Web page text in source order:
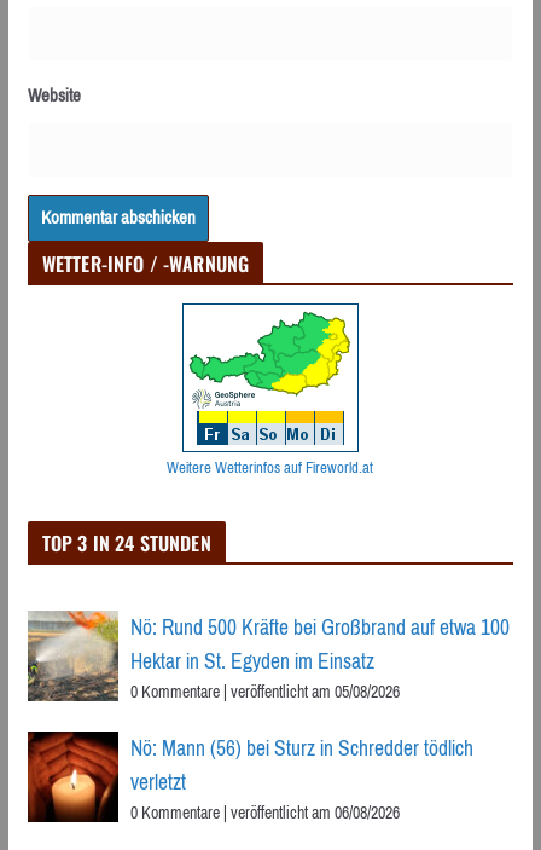
Website
WETTER-INFO / -WARNUNG
Weitere Wetterinfos auf Fireworld.at
TOP 3 IN 24 STUNDEN
Nö: Rund 500 Kräfte bei Großbrand auf etwa 100
Hektar in St. Egyden im Einsatz
0 Kommentare|veröffentlicht am 05/08/2026
Nö: Mann (56) bei Sturz in Schredder tödlich
verletzt
0 Kommentare|veröffentlicht am 06/08/2026